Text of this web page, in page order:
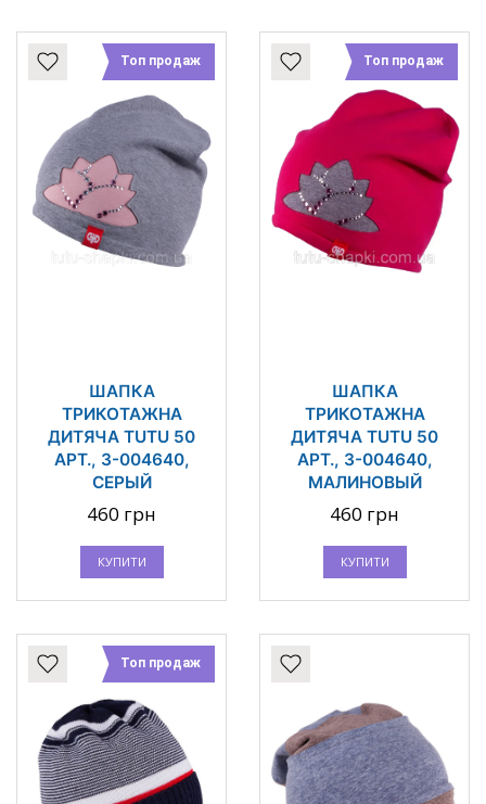
Топ продаж
ШАПКА
ТРИКОТАЖНА
ДИТЯЧА TUTU 50
АРТ., 3-004640,
СЕРЫЙ
460 грн
КУПИТИ
Топ продаж
ШАПКА
ТРИКОТАЖНА
ДИТЯЧА TUTU 50
АРТ., 3-004640,
МАЛИНОВЫЙ
460 грн
КУПИТИ
Топ продаж